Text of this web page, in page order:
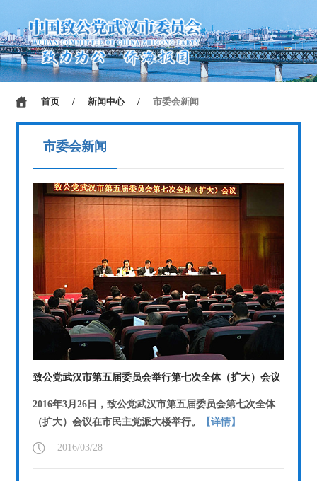
首页 / 新闻中心 / 市委会新闻
市委会新闻
致公党武汉市第五届委员会举行第七次全体（扩大）会议
2016年3月26日，致公党武汉市第五届委员会第七次全体
（扩大）会议在市民主党派大楼举行。
【详情】
2016/03/28